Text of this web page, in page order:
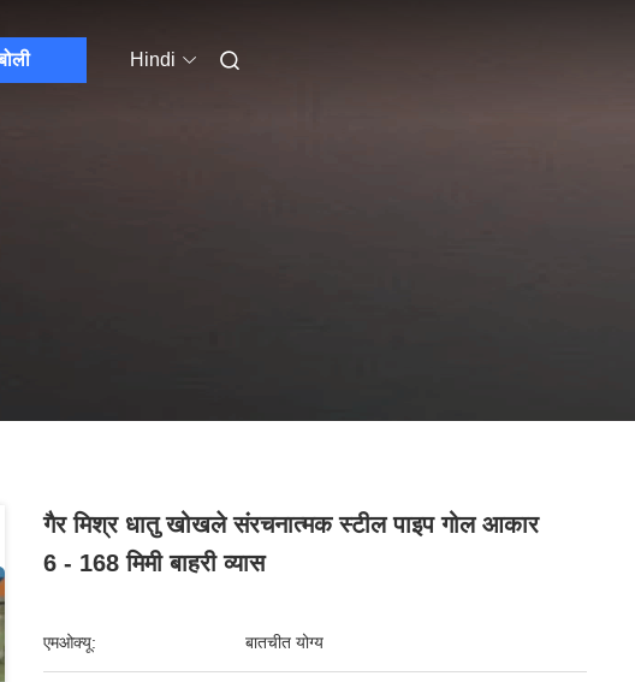
Hindi
गैर मिश्र धातु खोखले संरचनात्मक स्टील पाइप गोल आकार
6 - 168 मिमी बाहरी व्यास
एमओक्यू: बातचीत योग्य